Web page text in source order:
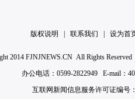
版权说明 联系我们 设为首
2014 FJNJNEWS.CN All Rights
办公电话：0599-2822949 E-mail：
互联网新闻信息服务许可证编号